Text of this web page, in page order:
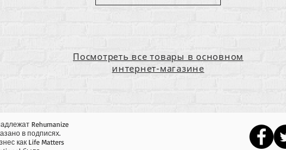
Посмотреть все товары в основном
интернет-магазине
Rehumanize
в подписях.
как Life Matters